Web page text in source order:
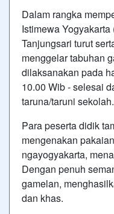
Dalam rangka
Istimewa
Tanjungsari turut
menggelar tabuhan
dilaksanakan pada
10.00 Wib - selesai
taruna/taruni sekolah.
Para peserta didik
mengenakan
ngayogyakarta,
Dengan penuh
gamelan,
dan khas.